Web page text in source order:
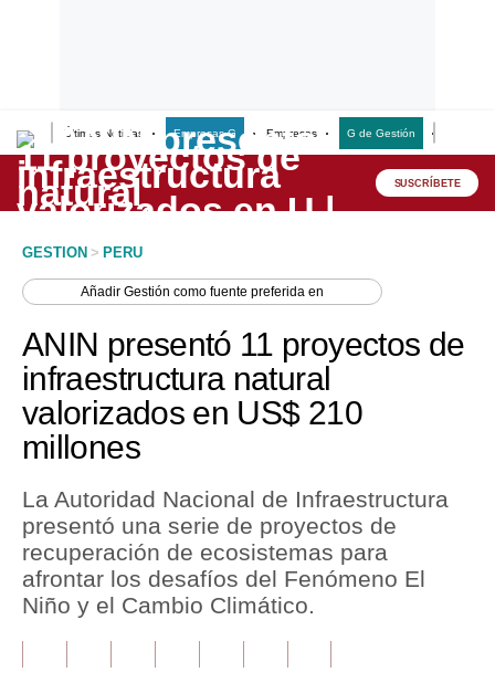
Últimas Noticias Empresas G Empresas G de Gestión
Lo último
Peru Quiosco
Economía
Mercados
Perú
Política
Tu Dinero
Finanzas Personales
Plus G
SUSCRÍBETE
GESTION > PERU
AñadirGestión como fuente preferida en
ANIN presentó 11 proyectos de
infraestructura natural
valorizados en US$ 210
millones
La Autoridad Nacional de Infraestructura
presentó una serie de proyectos de
recuperación de ecosistemas para
afrontar los desafíos del Fenómeno El
Niño y el Cambio Climático.